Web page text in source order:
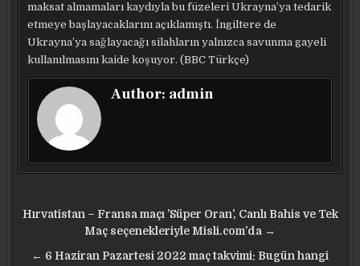
maksat almamaları kaydıyla bu füzeleri Ukrayna’ya tedarik
etmeye başlayacaklarını açıklamıştı. İngiltere de
Ukrayna’ya sağlayacağı silahların yalnızca savunma gayeli
kullanılmasını kaide koşuyor. (BBC Türkçe)
Author: admin
Yazı
gezinmesi
Hırvatistan – Fransa maçı ’Süper Oran’, Canlı Bahis ve Tek
Maç seçenekleriyle Misli.com’da →
← 6 Haziran Pazartesi 2022 maç takvimi: Bugün hangi